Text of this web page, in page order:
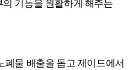
기능을 원활하게 해주는
폐물 배출을 돕고 제이드에서